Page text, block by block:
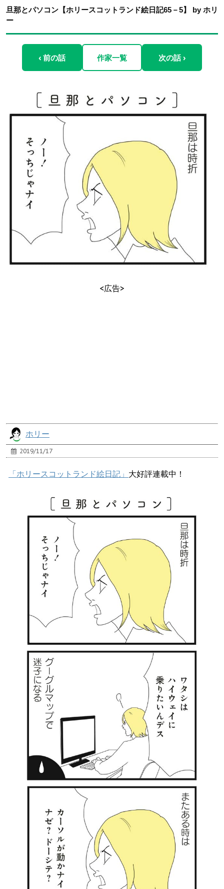
旦那とパソコン【ホリースコットランド絵日記65－5】 by ホリ
ー
‹ 前の話 作家一覧 次の話 ›
<広告>
ホリー
2019/11/17
「ホリースコットランド絵日記」 大好評連載中！